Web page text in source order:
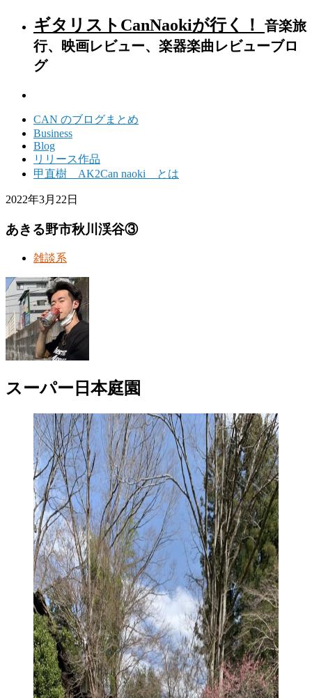
ギタリストCanNaokiが行く！ 音楽旅
行、映画レビュー、楽器楽曲レビューブロ
グ
CAN のブログまとめ
Business
Blog
リリース作品
甲直樹 AK2Can naoki とは
2022年3月22日
あきる野市秋川渓谷③
雑談系
スーパー日本庭園